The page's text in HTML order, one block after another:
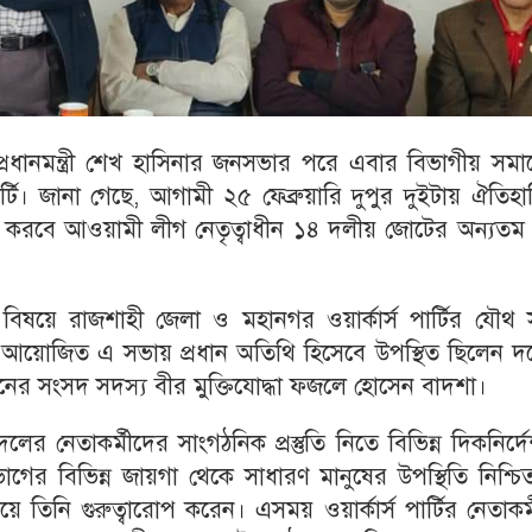
শেখ হাসিনার জনসভার পরে এবার বিভাগীয়
জানা গেছে, আগামী ২৫ ফেব্রুয়ারি দুপুর দুইটায়
করবে আওয়ামী লীগ নেতৃত্বাধীন ১৪ দলীয় জোটের
বিষয়ে রাজশাহী জেলা ও মহানগর ওয়ার্কার্স পার্টির যৌথ
আয়োজিত এ সভায় প্রধান অতিথি হিসেবে উপস্থিত ছিলেন
সংসদ সদস্য বীর মুক্তিযোদ্ধা ফজলে হোসেন বাদশা।
সাংগঠনিক প্রস্তুতি নিতে বিভিন্ন
বিভিন্ন জায়গা থেকে সাধারণ মানুষের উপস্থিতি
তিনি গুরুত্বারোপ করেন। এসময় ওয়ার্কার্স পার্টির